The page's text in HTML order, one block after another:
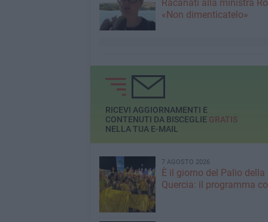
Racanati alla ministra
«Non dimenticatelo»
RICEVI AGGIORNAMENTI E
CONTENUTI DA BISCEGLIE GRATIS
NELLA TUA E-MAIL
7 AGOSTO 2026
È il giorno del Palio della
Quercia: il programma